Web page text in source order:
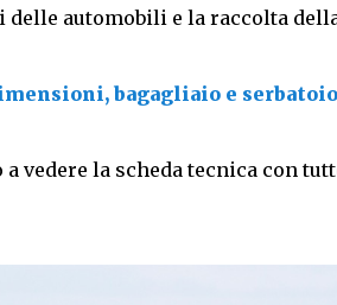
automobili e la raccolta
bagagliaio e
vedere la scheda tecnica con